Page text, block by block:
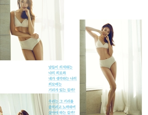
to.]
다르크라 불리는 여자
내리는 날 태어난 예쁜 아이, 설미
트레이너는 배정훈입니다
곧바르고 탄력 있는 등을 위한 운동 3가지